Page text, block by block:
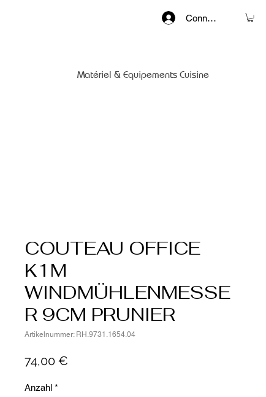
Connexion
Matériel & Equipements Cuisine
COUTEAU OFFICE
K1M
WINDMÜHLENMESSE
R 9CM PRUNIER
Artikelnummer: RH.9731.1654.04
74,00 €
Anzahl *